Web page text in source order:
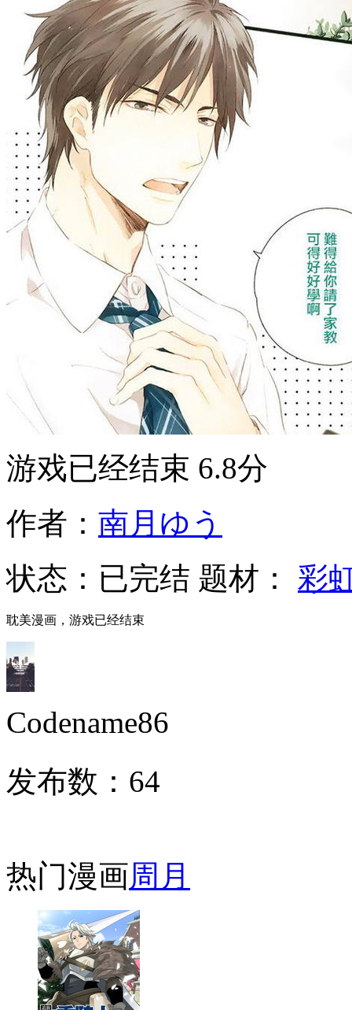
游戏已经结束 6.8分
作者： 南月ゆう
状态： 已完结 题材： 彩
耽美漫画，游戏已经结束
Codename86
发布数： 64
热门漫画周 月